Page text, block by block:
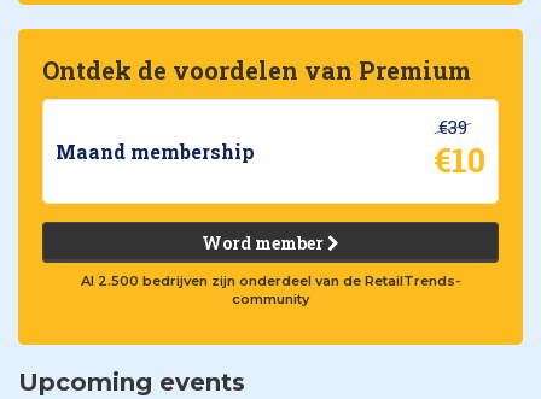
Ontdek de voordelen van Premium
Maand membership
€39
€10
Word member
Al 2.500 bedrijven zijn onderdeel van de RetailTrends-
community
Upcoming events